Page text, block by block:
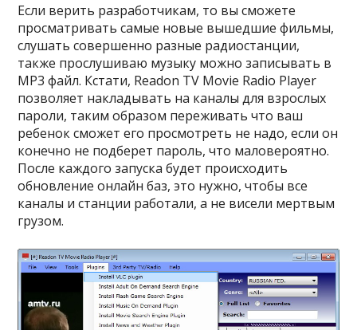
Если верить разработчикам, то вы сможете
просматривать самые новые вышедшие фильмы,
слушать совершенно разные радиостанции,
также прослушиваю музыку можно записывать в
MP3 файл. Кстати, Readon TV Movie Radio Player
позволяет накладывать на каналы для взрослых
пароли, таким образом переживать что ваш
ребенок сможет его просмотреть не надо, если он
конечно не подберет пароль, что маловероятно.
После каждого запуска будет происходить
обновление онлайн баз, это нужно, чтобы все
каналы и станции работали, а не висели мертвым
грузом.